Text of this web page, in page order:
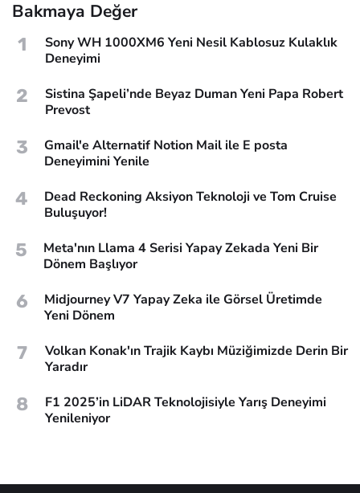
Bakmaya Değer
1
Sony WH 1000XM6 Yeni Nesil Kablosuz Kulaklık
Deneyimi
2
Sistina Şapeli’nde Beyaz Duman Yeni Papa Robert
Prevost
3
Gmail'e Alternatif Notion Mail ile E posta
Deneyimini Yenile
4
Dead Reckoning Aksiyon Teknoloji ve Tom Cruise
Buluşuyor!
5
Meta'nın Llama 4 Serisi Yapay Zekada Yeni Bir
Dönem Başlıyor
6
Midjourney V7 Yapay Zeka ile Görsel Üretimde
Yeni Dönem
7
Volkan Konak'ın Trajik Kaybı Müziğimizde Derin Bir
Yaradır
8
F1 2025’in LiDAR Teknolojisiyle Yarış Deneyimi
Yenileniyor